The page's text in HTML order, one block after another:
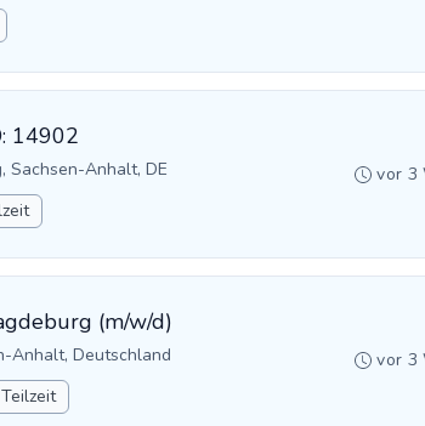
14902
Sachsen-Anhalt, DE
vor 3
(m/w/d)
Anhalt, Deutschland
Teilzeit
vor 3